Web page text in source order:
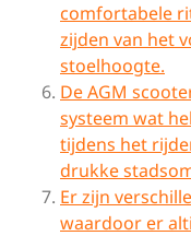
comfortabele
zijden van het
stoelhoogte.
De AGM
systeem wat
tijdens het
drukke
Er zijn
waardoor er